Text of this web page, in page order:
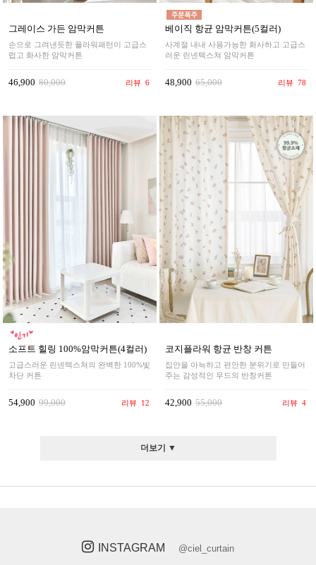
그레이스 가든 암막커튼
손으로 그려낸듯한 플라워패턴이 고급스
럽고 화사한 암막커튼
46,900 80,000 리뷰 6
베이직 항균 암막커튼(5컬러)
사계절 내내 사용가능한 화사하고 고급스
러운 린넨텍스쳐 암막커튼
48,900 65,000 리뷰 78
소프트 힐링 100%암막커튼(4컬러)
고급스러운 린넨텍스쳐의 완벽한 100%빛
차단 커튼
54,900 99,000 리뷰 12
코지플라워 항균 반창 커튼
집안을 아늑하고 편안한 분위기로 만들어
주는 감성적인 무드의 반창커튼
42,900 55,000 리뷰 4
더보기 ▼
INSTAGRAM @ciel_curtain